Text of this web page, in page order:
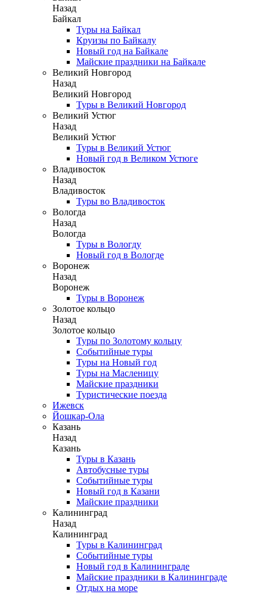
Назад
Байкал
Туры на Байкал
Круизы по Байкалу
Новый год на Байкале
Майские праздники на Байкале
Великий Новгород
Назад
Великий Новгород
Туры в Великий Новгород
Великий Устюг
Назад
Великий Устюг
Туры в Великий Устюг
Новый год в Великом Устюге
Владивосток
Назад
Владивосток
Туры во Владивосток
Вологда
Назад
Вологда
Туры в Вологду
Новый год в Вологде
Воронеж
Назад
Воронеж
Туры в Воронеж
Золотое кольцо
Назад
Золотое кольцо
Туры по Золотому кольцу
Событийные туры
Туры на Новый год
Туры на Масленицу
Майские праздники
Туристические поезда
Ижевск
Йошкар-Ола
Казань
Назад
Казань
Туры в Казань
Автобусные туры
Событийные туры
Новый год в Казани
Майские праздники
Калининград
Назад
Калининград
Туры в Калининград
Событийные туры
Новый год в Калининграде
Майские праздники в Калининграде
Отдых на море